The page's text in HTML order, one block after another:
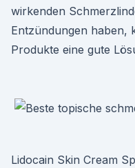
wirkenden
Entzündungen haben,
Produkte eine gute
Lidocain Skin Cream